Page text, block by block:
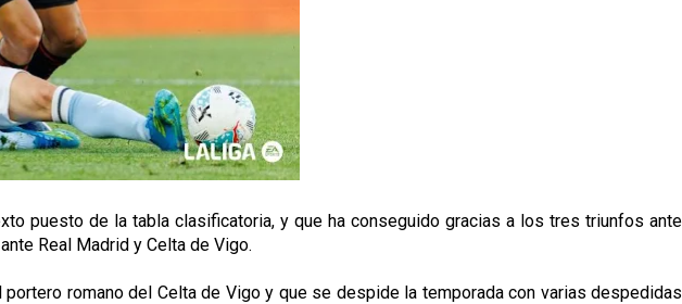
puesto de la tabla clasificatoria, y que ha conseguido gracias a los tres triunfos ante
Real Madrid y Celta de Vigo.
romano del Celta de Vigo y que se despide la temporada con varias despedidas